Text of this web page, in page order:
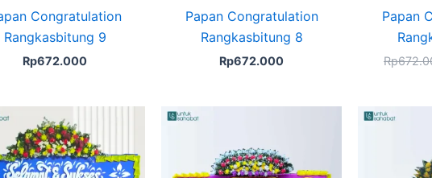
Congratulation
Rangkasbitung 9
Rp672.000
Papan Congratulation
Rangkasbitung 8
Rp672.000
Papan
Rp